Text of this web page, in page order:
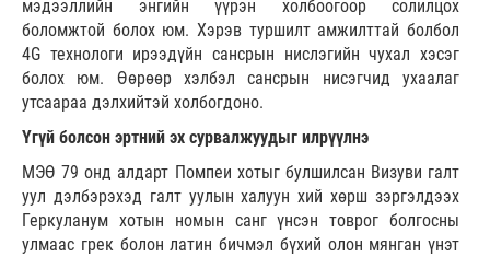
мэдээллийн энгийн үүрэн холбоогоор солилцох
боломжтой болох юм. Хэрэв туршилт амжилттай болбол
4G технологи ирээдүйн сансрын нислэгийн чухал хэсэг
болох юм. Өөрөөр хэлбэл сансрын нисэгчид ухаалаг
утсаараа дэлхийтэй холбогдоно.
Үгүй болсон эртний эх сурвалжуудыг илрүүлнэ
МЭӨ 79 онд алдарт Помпеи хотыг булшилсан Визуви галт
уул дэлбэрэхэд галт уулын халуун хий хөрш зэргэлдээх
Геркуланум хотын номын санг үнсэн товрог болгосны
улмаас грек болон латин бичмэл бүхий олон мянган үнэт